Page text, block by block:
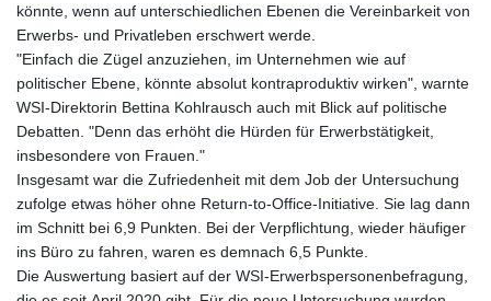
könnte, wenn auf unterschiedlichen Ebenen die Vereinbarkeit von
Erwerbs- und Privatleben erschwert werde.
"Einfach die Zügel anzuziehen, im Unternehmen wie auf
politischer Ebene, könnte absolut kontraproduktiv wirken", warnte
WSI-Direktorin Bettina Kohlrausch auch mit Blick auf politische
Debatten. "Denn das erhöht die Hürden für Erwerbstätigkeit,
insbesondere von Frauen."
Insgesamt war die Zufriedenheit mit dem Job der Untersuchung
zufolge etwas höher ohne Return-to-Office-Initiative. Sie lag dann
im Schnitt bei 6,9 Punkten. Bei der Verpflichtung, wieder häufiger
ins Büro zu fahren, waren es demnach 6,5 Punkte.
Die Auswertung basiert auf der WSI-Erwerbspersonenbefragung,